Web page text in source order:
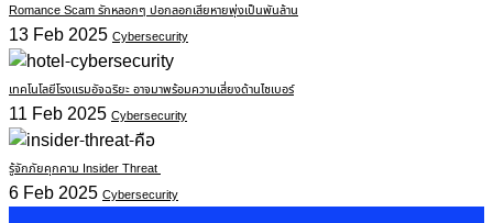
Romance Scam รักหลอกๆ ปอกลอกเสียหายพุ่งเป็นพันล้าน
13 Feb 2025 Cybersecurity
เทคโนโลยีโรงแรมอัจฉริยะ อาจมาพร้อมความเสี่ยงด้านไซเบอร์
11 Feb 2025 Cybersecurity
รู้จักภัยคุกคาม Insider Threat
6 Feb 2025 Cybersecurity